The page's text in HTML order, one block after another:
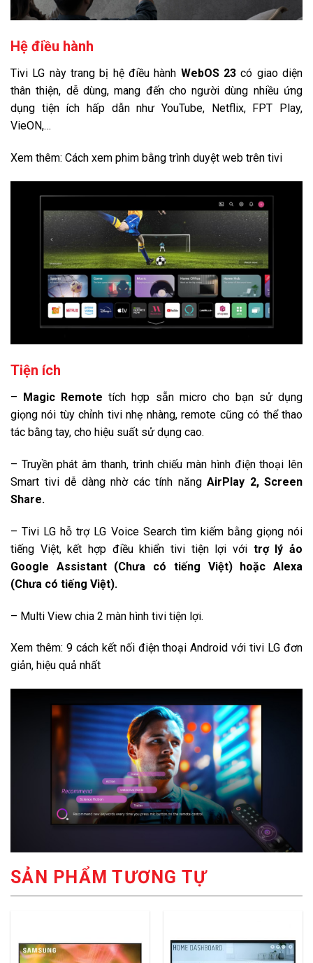
Hệ điều hành
Tivi LG này trang bị hệ điều hành WebOS 23 có giao diện
thân thiện, dễ dùng, mang đến cho người dùng nhiều ứng
dụng tiện ích hấp dẫn như YouTube, Netflix, FPT Play,
VieON,…
Xem thêm: Cách xem phim bằng trình duyệt web trên tivi
Tiện ích
– Magic Remote tích hợp sẵn micro cho bạn sử dụng
giọng nói tùy chỉnh tivi nhẹ nhàng, remote cũng có thể thao
tác bằng tay, cho hiệu suất sử dụng cao.
– Truyền phát âm thanh, trình chiếu màn hình điện thoại lên
Smart tivi dễ dàng nhờ các tính năng AirPlay 2, Screen
Share.
– Tivi LG hỗ trợ LG Voice Search tìm kiếm bằng giọng nói
tiếng Việt, kết hợp điều khiển tivi tiện lợi với trợ lý ảo
Google Assistant (Chưa có tiếng Việt) hoặc Alexa
(Chưa có tiếng Việt).
– Multi View chia 2 màn hình tivi tiện lợi.
Xem thêm: 9 cách kết nối điện thoại Android với tivi LG đơn
giản, hiệu quả nhất
SẢN PHẨM TƯƠNG TỰ